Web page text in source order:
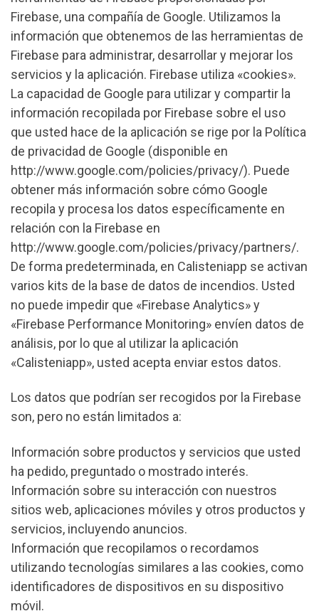
Firebase, una compañía de Google. Utilizamos la
información que obtenemos de las herramientas de
Firebase para administrar, desarrollar y mejorar los
servicios y la aplicación. Firebase utiliza «cookies».
La capacidad de Google para utilizar y compartir la
información recopilada por Firebase sobre el uso
que usted hace de la aplicación se rige por la Política
de privacidad de Google (disponible en
http://www.google.com/policies/privacy/). Puede
obtener más información sobre cómo Google
recopila y procesa los datos específicamente en
relación con la Firebase en
http://www.google.com/policies/privacy/partners/.
De forma predeterminada, en Calisteniapp se activan
varios kits de la base de datos de incendios. Usted
no puede impedir que «Firebase Analytics» y
«Firebase Performance Monitoring» envíen datos de
análisis, por lo que al utilizar la aplicación
«Calisteniapp», usted acepta enviar estos datos.
Los datos que podrían ser recogidos por la Firebase
son, pero no están limitados a:
Información sobre productos y servicios que usted
ha pedido, preguntado o mostrado interés.
Información sobre su interacción con nuestros
sitios web, aplicaciones móviles y otros productos y
servicios, incluyendo anuncios.
Información que recopilamos o recordamos
utilizando tecnologías similares a las cookies, como
identificadores de dispositivos en su dispositivo
móvil.